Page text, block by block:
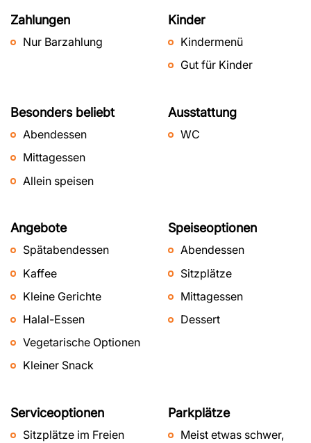
Zahlungen
Nur Barzahlung
Kinder
Kindermenü
Gut für Kinder
Besonders beliebt
Abendessen
Mittagessen
Allein speisen
Ausstattung
WC
Angebote
Spätabendessen
Kaffee
Kleine Gerichte
Halal-Essen
Vegetarische Optionen
Kleiner Snack
Speiseoptionen
Abendessen
Sitzplätze
Mittagessen
Dessert
Serviceoptionen
Sitzplätze im Freien
Parkplätze
Meist etwas schwer,